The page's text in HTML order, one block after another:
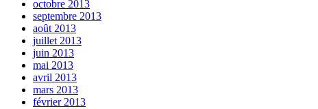
octobre 2013
septembre 2013
août 2013
juillet 2013
juin 2013
mai 2013
avril 2013
mars 2013
février 2013